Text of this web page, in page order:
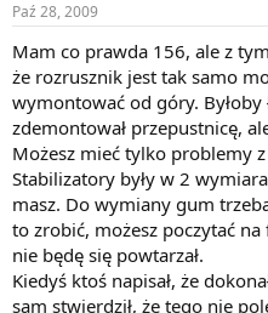
Paź 28, 2009
Mam co prawda 156, ale z
że rozrusznik jest tak samo
wymontować od góry.
zdemontował przepustnicę,
Możesz mieć tylko problemy
Stabilizatory były w 2
masz. Do wymiany gum
to zrobić, możesz poczytać
nie będę się powtarzał.
Kiedyś ktoś napisał, że
sam stwierdził, że tego nie